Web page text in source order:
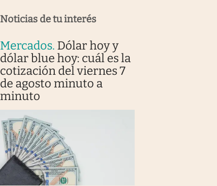
Noticias de tu interés
Mercados. Dólar hoy y
dólar blue hoy: cuál es la
cotización del viernes 7
de agosto minuto a
minuto